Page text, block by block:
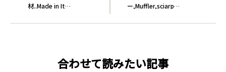
ー,Muffler,sciarp…
材..Made in It…
合わせて読みたい記事